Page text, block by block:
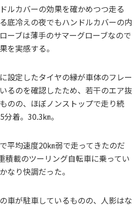
ルカバーの効果を確かめつつ走る
底冷えの夜でもハンドルカバーの内
ーブは薄手のサマーグローブなので
を実感する。
設定したタイヤの縁が車体のフレー
るのを確認したため、若干のエア抜
のの、ほぼノンストップで走り続
着。30.3㎞。
平均速度20㎞弱で走ってきたのだ
積載のツーリング自転車に乗ってい
なり快調だった。
車が駐車しているものの、人影はな